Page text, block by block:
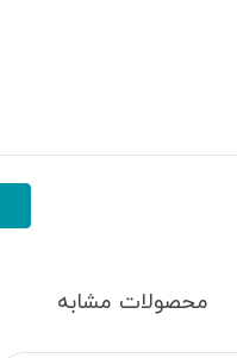
محصولات مشابه